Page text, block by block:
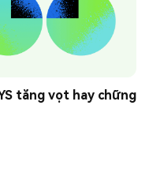
tăng vọt hay chững